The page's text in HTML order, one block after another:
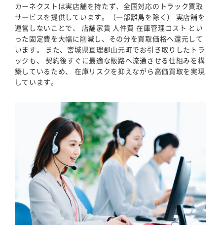
カーネクストは実店舗を持たず、全国対応のトラック買取
サービスを提供しています。（一部離島を除く） 実店舗を
運営しないことで、 店舗家賃 人件費 在庫管理コスト とい
った固定費を大幅に削減し、その分を買取価格へ還元して
います。 また、宮城県亘理郡山元町でお引き取りしたトラ
ックも、 契約後すぐに最適な販路へ流通させる仕組みを構
築しているため、 在庫リスクを抑えながら高価買取を実現
しています。